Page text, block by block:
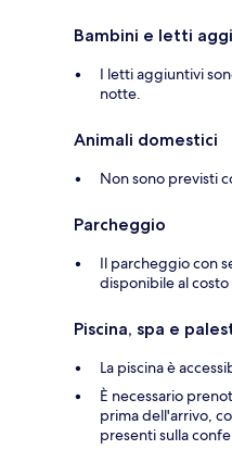
Bambini e letti
I letti aggiuntivi
notte.
Animali domestici
Non sono previsti
Parcheggio
Il parcheggio con
disponibile al
Piscina, spa e
La piscina è
È necessario
prima dell'arrivo,
presenti sulla